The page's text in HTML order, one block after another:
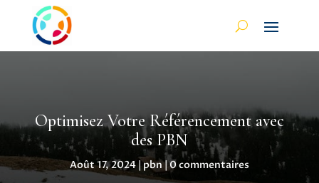
Optimisez Votre Référencement avec
des PBN
Août 17, 2024|pbn|0 commentaires